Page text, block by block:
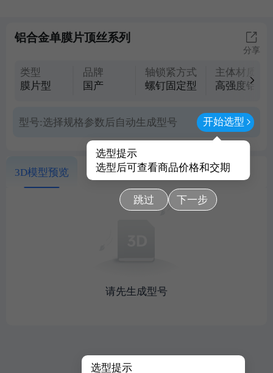
铝合金单膜片顶丝系列
分享
类型
膜片型
品牌
国产
轴锁紧方式
螺钉固定型
主体材质
高强度铝合
型号:选择规格参数后自动生成型号 开始选型
选型提示
选型后可查看商品价格和交期
跳过 下一步
3D模型预览
请先生成型号
选型提示